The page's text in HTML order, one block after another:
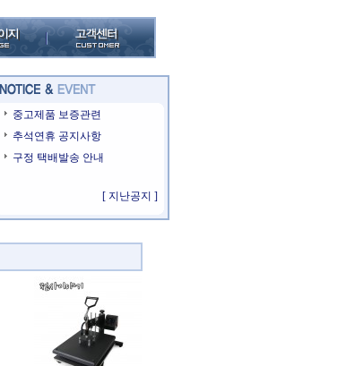
중고제품 보증관련
추석연휴 공지사항
구정 택배발송 안내
[ 지난공지 ]